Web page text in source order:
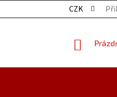
ÚDAJŮ CZK